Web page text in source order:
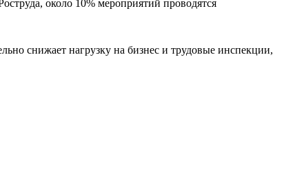
около 10% мероприятий проводятся
снижает нагрузку на бизнес и трудовые инспекции,